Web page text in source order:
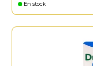
En stock